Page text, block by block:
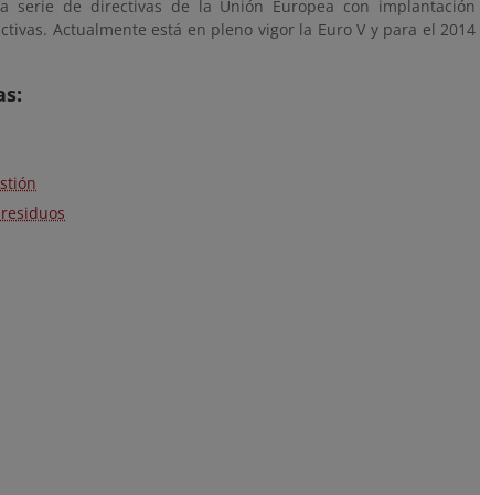
serie de directivas de la Unión Europea con implantación
Actualmente está en pleno vigor la Euro V y para el 2014